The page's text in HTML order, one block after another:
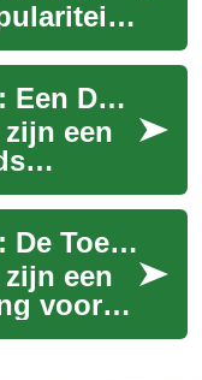
voor het
Containerwoningen: Een Duurzame en Betaalbare Huisvestingsoplossing
een
Containerwoningen: De Toekomst van Betaalbaar en Duurzaam Wonen
een
voor